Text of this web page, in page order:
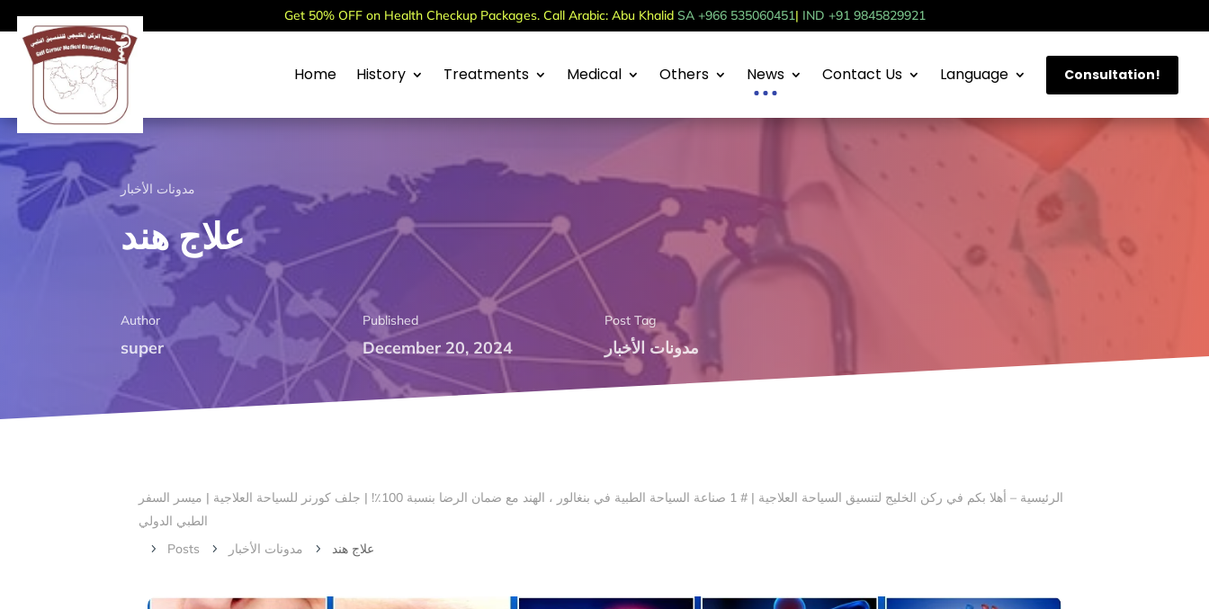
Get 50% OFF on Health Checkup Packages. Call Arabic: Abu Khalid SA +966 535060451| IND +91 9845829921
Home History Treatments Medical Others News Contact Us Language Consultation!
مدونات الأخبار
علاج هند
Author
super
Published
December 20, 2024
Post Tag
مدونات الأخبار
الرئيسية – أهلا بكم في ركن الخليج لتنسيق السياحة العلاجية | # 1 صناعة السياحة الطبية في بنغالور ، الهند مع ضمان الرضا بنسبة 100٪! | جلف كورنر للسياحة العلاجية | ميسر السفر
الطبي الدولي
5 Posts 5 مدونات الأخبار 5 علاج هند